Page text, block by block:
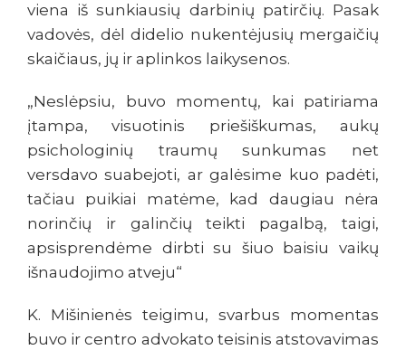
viena iš sunkiausių darbinių patirčių. Pasak
vadovės, dėl didelio nukentėjusių mergaičių
skaičiaus, jų ir aplinkos laikysenos.
„Neslėpsiu, buvo momentų, kai patiriama
įtampa, visuotinis priešiškumas, aukų
psichologinių traumų sunkumas net
versdavo suabejoti, ar galėsime kuo padėti,
tačiau puikiai matėme, kad daugiau nėra
norinčių ir galinčių teikti pagalbą, taigi,
apsisprendėme dirbti su šiuo baisiu vaikų
išnaudojimo atveju“
K. Mišinienės teigimu, svarbus momentas
buvo ir centro advokato teisinis atstovavimas